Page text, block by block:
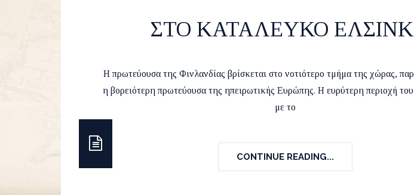
ΣΤΟ ΚΑΤΑΛΕΥΚΟ
Runvel 26 December 2020 Europe
Η πρωτεύουσα της Φινλανδίας βρίσκεται στο νοτιότερο τμήμα της χώρας,
η βορειότερη πρωτεύουσα της ηπειρωτικής Ευρώπης. Η ευρύτερη περιοχή του
με το
CONTINUE READING...